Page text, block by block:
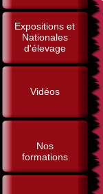
Expositions et
Nationales
d'élevage
Vidéos
Nos
formations